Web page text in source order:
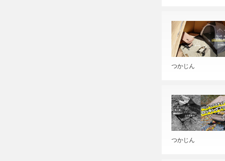
つかじん
つかじん